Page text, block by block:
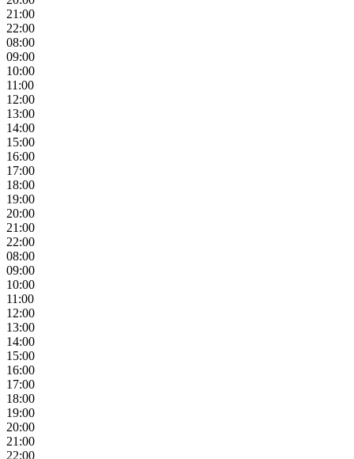
21:00
22:00
08:00
09:00
10:00
11:00
12:00
13:00
14:00
15:00
16:00
17:00
18:00
19:00
20:00
21:00
22:00
08:00
09:00
10:00
11:00
12:00
13:00
14:00
15:00
16:00
17:00
18:00
19:00
20:00
21:00
22:00